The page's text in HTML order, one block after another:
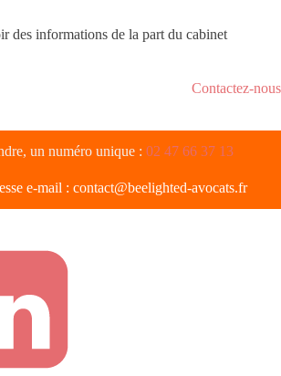
des informations de la part du cabinet
Contactez-nous
un numéro unique : 02 47 66 37 13
e-mail : contact@beelighted-avocats.fr